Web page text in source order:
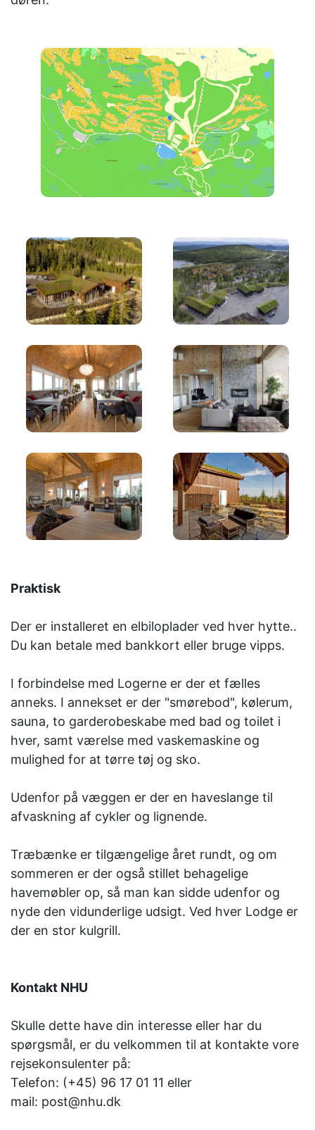
Praktisk
Der er installeret en elbiloplader ved hver hytte..
Du kan betale med bankkort eller bruge vipps.
I forbindelse med Logerne er der et fælles
anneks. I annekset er der "smørebod", kølerum,
sauna, to garderobeskabe med bad og toilet i
hver, samt værelse med vaskemaskine og
mulighed for at tørre tøj og sko.
Udenfor på væggen er der en haveslange til
afvaskning af cykler og lignende.
Træbænke er tilgængelige året rundt, og om
sommeren er der også stillet behagelige
havemøbler op, så man kan sidde udenfor og
nyde den vidunderlige udsigt. Ved hver Lodge er
der en stor kulgrill.
Kontakt NHU
Skulle dette have din interesse eller har du
spørgsmål, er du velkommen til at kontakte vore
rejsekonsulenter på:
Telefon: (+45) 96 17 01 11 eller
mail: post@nhu.dk